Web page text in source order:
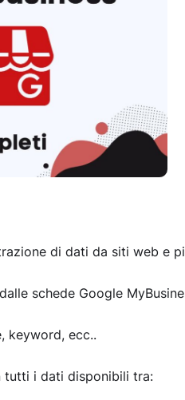
di dati da siti web e
schede Google
keyword, ecc..
tutti i dati disponibili tra: